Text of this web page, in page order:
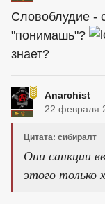
Словоблудие -
"понимашь"?
знает?
Anarchist
22 февраля
Цитата: сибиралт
Они санкции
этого только